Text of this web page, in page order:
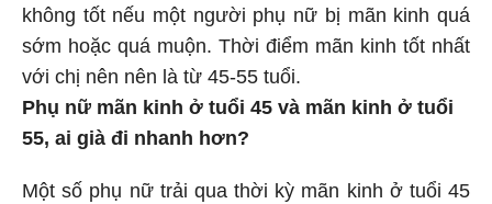
không tốt nếu một người phụ nữ bị mãn kinh quá
sớm hoặc quá muộn. Thời điểm mãn kinh tốt nhất
với chị nên nên là từ 45-55 tuổi.
Phụ nữ mãn kinh ở tuổi 45 và mãn kinh ở tuổi
55, ai già đi nhanh hơn?
Một số phụ nữ trải qua thời kỳ mãn kinh ở tuổi 45